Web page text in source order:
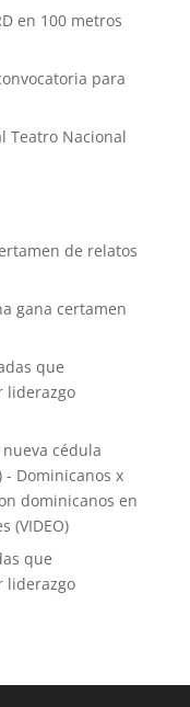
en 100 metros
para
Teatro Nacional
de relatos
gana certamen
que
liderazgo
cédula
- Dominicanos x
dominicanos en
(VIDEO)
que
liderazgo